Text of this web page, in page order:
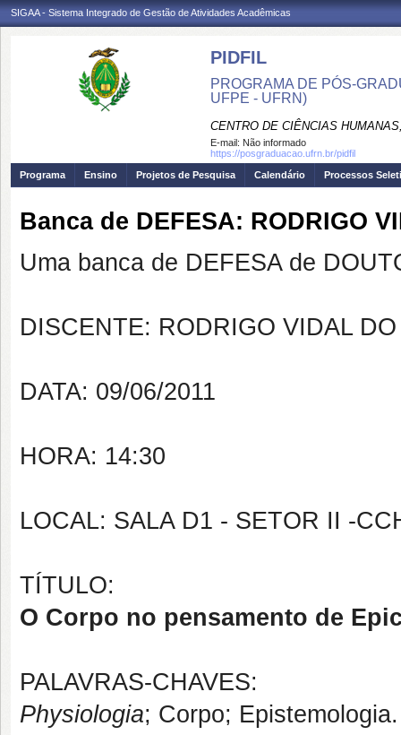
SIGAA - Sistema Integrado de Gestão de Atividades Acadêmicas
PIDFIL
PROGRAMA DE PÓS-
UFPE - UFRN)
CENTRO DE CIÊNCIAS
E-mail: Não informado
https://posgraduacao.ufrn.br/pidfil
Programa
Ensino Projetos de Pesquisa Calendário Processos
Banca de DEFESA: RODRIGO
Uma banca de DEFESA de
DISCENTE: RODRIGO VIDAL
DATA: 09/06/2011
HORA: 14:30
LOCAL: SALA D1 - SETOR II -
TÍTULO:
O Corpo no pensamento de
PALAVRAS-CHAVES:
Physiologia; Corpo; Epistemologia.